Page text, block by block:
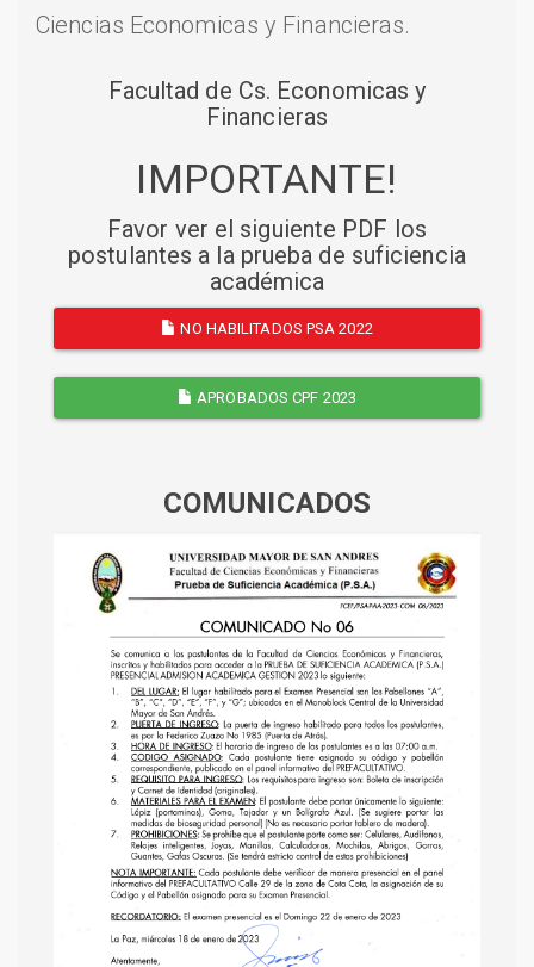
Ciencias Economicas y Financieras.
Facultad de Cs. Economicas y
Financieras
IMPORTANTE!
Favor ver el siguiente PDF los
postulantes a la prueba de suficiencia
académica
NO HABILITADOS PSA 2022
APROBADOS CPF 2023
COMUNICADOS